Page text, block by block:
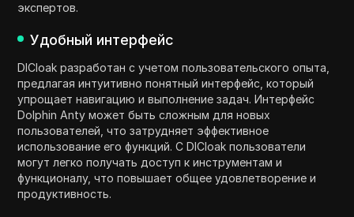
экспертов.
Удобный интерфейс
DICloak разработан с учетом пользовательского опыта,
предлагая интуитивно понятный интерфейс, который
упрощает навигацию и выполнение задач. Интерфейс
Dolphin Anty может быть сложным для новых
пользователей, что затрудняет эффективное
использование его функций. С DICloak пользователи
могут легко получать доступ к инструментам и
функционалу, что повышает общее удовлетворение и
продуктивность.